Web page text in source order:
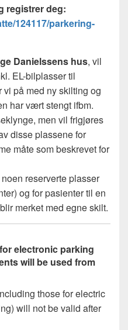
registrer deg:
124117/parkering-
Danielssens hus, vil
EL-bilplasser til
på med ny skilting og
har vært stengt ifbm.
men vil frigjøres
disse plassene for
måte som beskrevet for
reserverte plasser
og for pasienter til en
merket med egne skilt.
electronic parking
will be used from
those for electric
will not be valid after